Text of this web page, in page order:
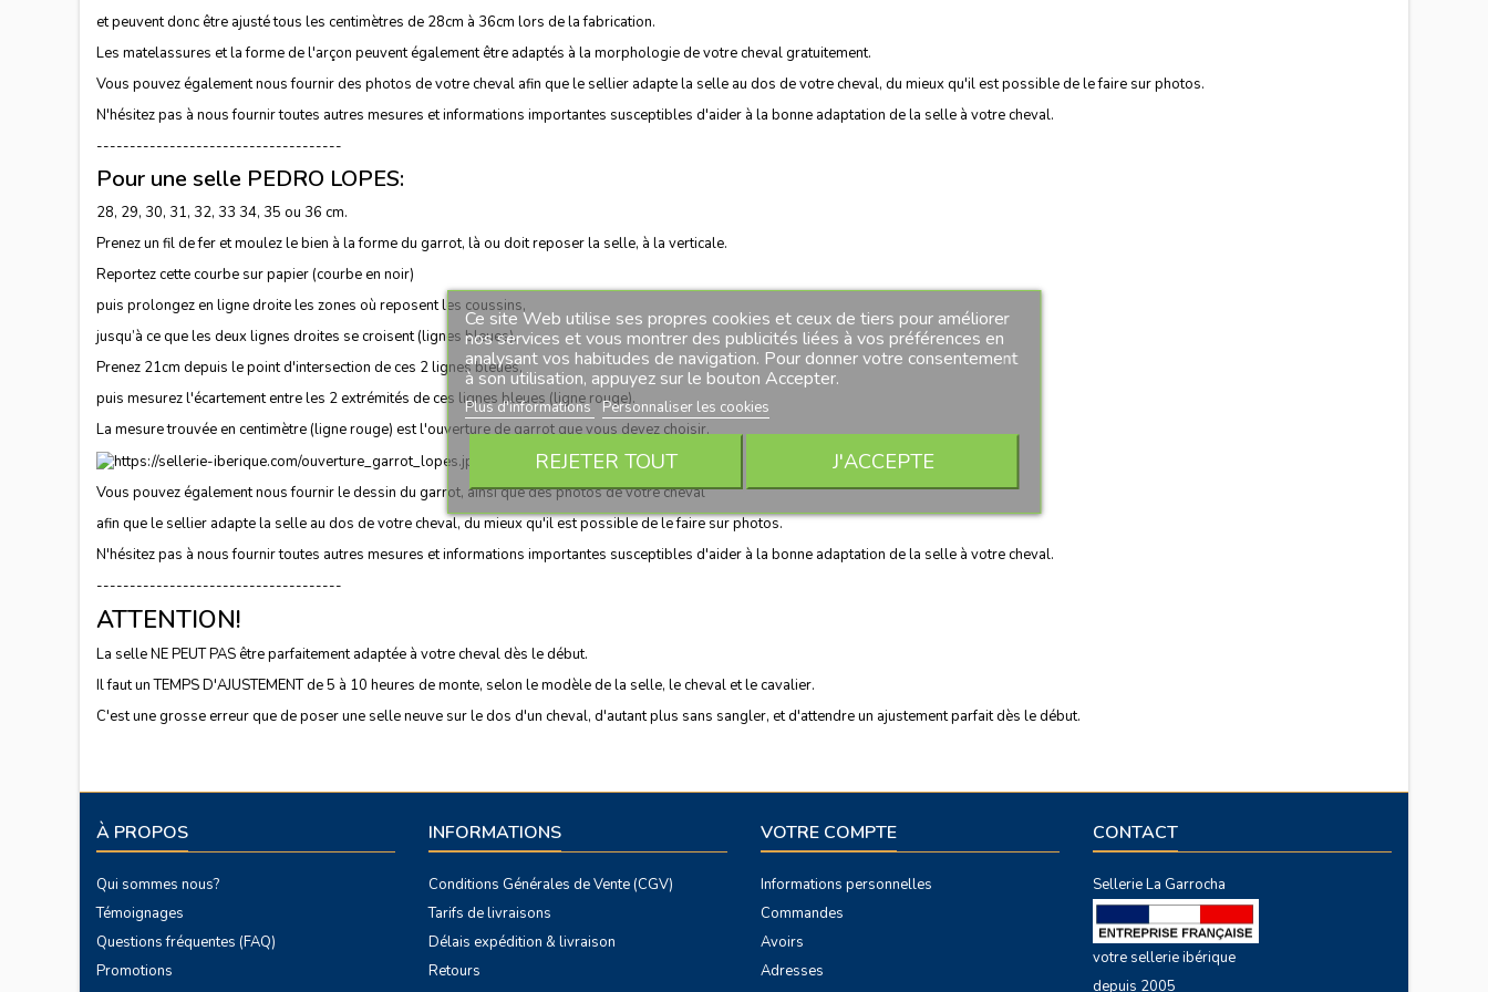
et peuvent donc être ajusté tous les centimètres de 28cm à 36cm lors de la fabrication.
Les matelassures et la forme de l'arçon peuvent également être adaptés à la morphologie de votre cheval gratuitement.
Vous pouvez également nous fournir des photos de votre cheval afin que le sellier adapte la selle au dos de votre cheval, du mieux qu'il est possible de le faire sur photos.
N'hésitez pas à nous fournir toutes autres mesures et informations importantes susceptibles d'aider à la bonne adaptation de la selle à votre cheval.
-------------------------------------
Pour une selle PEDRO LOPES:
28, 29, 30, 31, 32, 33 34, 35 ou 36 cm.
Prenez un fil de fer et moulez le bien à la forme du garrot, là ou doit reposer la selle, à la verticale.
Reportez cette courbe sur papier (courbe en noir)
puis prolongez en ligne droite les zones où reposent les coussins,
jusqu’à ce que les deux lignes droites se croisent (lignes bleues).
Prenez 21cm depuis le point d'intersection de ces 2 lignes bleues,
puis mesurez l'écartement entre les 2 extrémités de ces lignes bleues (ligne rouge).
La mesure trouvée en centimètre (ligne rouge) est l'ouverture de garrot que vous devez choisir.
Vous pouvez également nous fournir le dessin du garrot, ainsi que des photos de votre cheval
afin que le sellier adapte la selle au dos de votre cheval, du mieux qu'il est possible de le faire sur photos.
N'hésitez pas à nous fournir toutes autres mesures et informations importantes susceptibles d'aider à la bonne adaptation de la selle à votre cheval.
-------------------------------------
ATTENTION!
La selle NE PEUT PAS être parfaitement adaptée à votre cheval dès le début.
Il faut un TEMPS D'AJUSTEMENT de 5 à 10 heures de monte, selon le modèle de la selle, le cheval et le cavalier.
C'est une grosse erreur que de poser une selle neuve sur le dos d'un cheval, d'autant plus sans sangler, et d'attendre un ajustement parfait dès le début.
À PROPOS
Qui sommes nous?
Témoignages
Questions fréquentes (FAQ)
Promotions
INFORMATIONS
Conditions Générales de Vente (CGV)
Tarifs de livraisons
Délais expédition & livraison
Retours
VOTRE COMPTE
Informations personnelles
Commandes
Avoirs
Adresses
CONTACT
Sellerie La Garrocha
votre sellerie ibérique
depuis 2005
Ce site Web utilise ses propres cookies et ceux de tiers pour améliorer
nos services et vous montrer des publicités liées à vos préférences en
analysant vos habitudes de navigation. Pour donner votre consentement
à son utilisation, appuyez sur le bouton Accepter.
Plus d'informations Personnaliser les cookies
REJETER TOUT J'ACCEPTE